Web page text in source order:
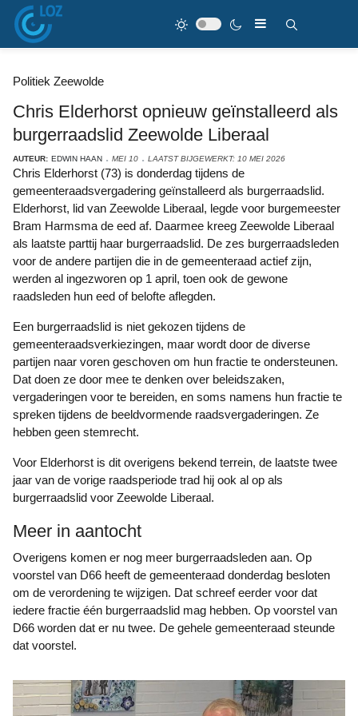
Politiek Zeewolde
Chris Elderhorst opnieuw geïnstalleerd als
burgerraadslid Zeewolde Liberaal
AUTEUR: EDWIN HAAN MEI 10 LAATST BIJGEWERKT: 10 MEI 2026
Chris Elderhorst (73) is donderdag tijdens de
gemeenteraadsvergadering geïnstalleerd als burgerraadslid.
Elderhorst, lid van Zeewolde Liberaal, legde voor burgemeester
Bram Harmsma de eed af. Daarmee kreeg Zeewolde Liberaal
als laatste parttij haar burgerraadslid. De zes burgerraadsleden
voor de andere partijen die in de gemeenteraad actief zijn,
werden al ingezworen op 1 april, toen ook de gewone
raadsleden hun eed of belofte aflegden.
Een burgerraadslid is niet gekozen tijdens de
gemeenteraadsverkiezingen, maar wordt door de diverse
partijen naar voren geschoven om hun fractie te ondersteunen.
Dat doen ze door mee te denken over beleidszaken,
vergaderingen voor te bereiden, en soms namens hun fractie te
spreken tijdens de beeldvormende raadsvergaderingen. Ze
hebben geen stemrecht.
Voor Elderhorst is dit overigens bekend terrein, de laatste twee
jaar van de vorige raadsperiode trad hij ook al op als
burgerraadslid voor Zeewolde Liberaal.
Meer in aantocht
Overigens komen er nog meer burgerraadsleden aan. Op
voorstel van D66 heeft de gemeenteraad donderdag besloten
om de verordening te wijzigen. Dat schreef eerder voor dat
iedere fractie één burgerraadslid mag hebben. Op voorstel van
D66 worden dat er nu twee. De gehele gemeenteraad steunde
dat voorstel.